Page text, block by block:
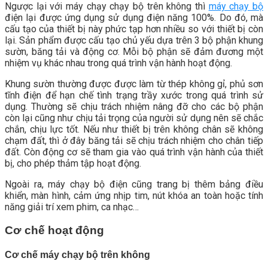
Ngược lại với máy chạy chạy bộ trên không thì máy chạy bộ
điện lại được ứng dụng sử dụng điện năng 100%. Do đó, mà
cấu tạo của thiết bị này phức tạp hơn nhiều so với thiết bị còn
lại. Sản phẩm được cấu tạo chủ yếu dựa trên 3 bộ phậnkhung
sườn, băng tải và động cơ. Mỗi bộ phận sẽ đảm đương một
nhiệm vụ khác nhau trong quá trình vận hành hoạt động.
Khung sườn thường được được làm từ thép không gỉ, phủ sơn
tĩnh điện để hạn chế tình trạng trầy xước trong quá trình sử
dụng. Thường sẽ chịu trách nhiệm nâng đỡ cho các bộ phận
còn lại cũng như chịu tải trọng của người sử dụng nên sẽ chắc
chắn, chịu lực tốt. Nếu như thiết bị trên không chân sẽ không
chạm đất, thì ở đây băng tải sẽ chịu trách nhiệm cho chân tiếp
đất. Còn động cơ sẽ tham gia vào quá trình vận hành của thiết
bị, cho phép thảm tập hoạt động.
Ngoài ra, máy chạy bộ điện cũng trang bị thêm bảng điều
khiển, màn hình, cảm ứng nhịp tim, nút khóa an toàn hoặc tính
năng giải trí xem phim, ca nhạc…
Cơ chế hoạt động
Cơ chế máy chạy bộ trên không